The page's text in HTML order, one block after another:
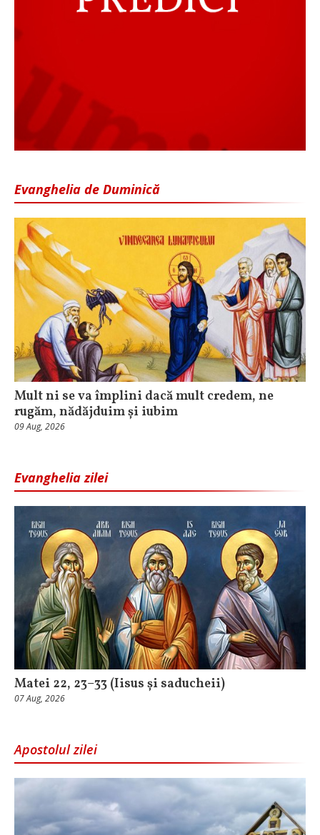
Evanghelia de Duminică
Mult ni se va împlini dacă mult credem, ne
rugăm, nădăjduim și iubim
09 Aug, 2026
Evanghelia zilei
Matei 22, 23–33 (Iisus și saducheii)
07 Aug, 2026
Apostolul zilei